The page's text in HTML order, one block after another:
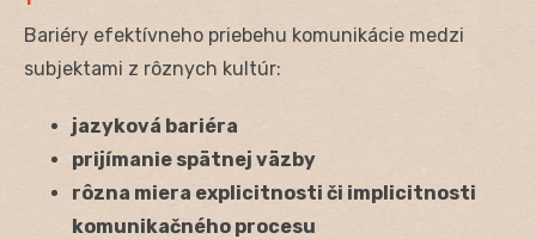
Bariéry efektívneho priebehu komunikácie medzi
subjektami z rôznych kultúr:
jazyková bariéra
prijímanie spätnej väzby
rôzna miera explicitnosti či implicitnosti
komunikačného procesu